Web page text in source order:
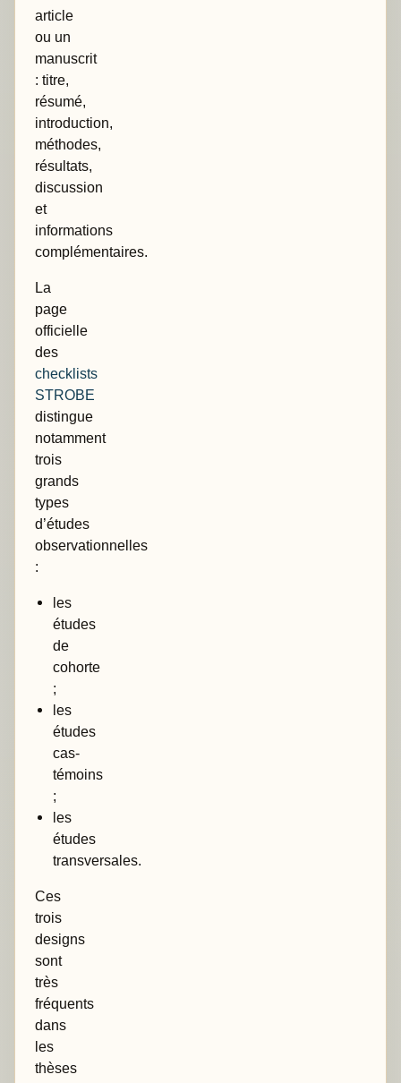
article
ou un
manuscrit
: titre,
résumé,
introduction,
méthodes,
résultats,
discussion
et
informations
complémentaires.
La
page
officielle
des
checklists
STROBE
distingue
notamment
trois
grands
types
d’études
observationnelles
:
les
études
de
cohorte
;
les
études
cas-
témoins
;
les
études
transversales.
Ces
trois
designs
sont
très
fréquents
dans
les
thèses